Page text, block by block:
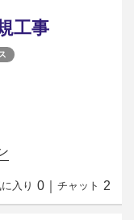
工事
入り 0 チャット 2